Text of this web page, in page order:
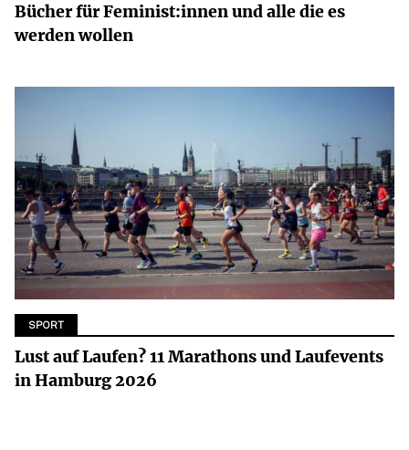
Bücher für Feminist:innen und alle die es
werden wollen
SPORT
Lust auf Laufen? 11 Marathons und Laufevents
in Hamburg 2026